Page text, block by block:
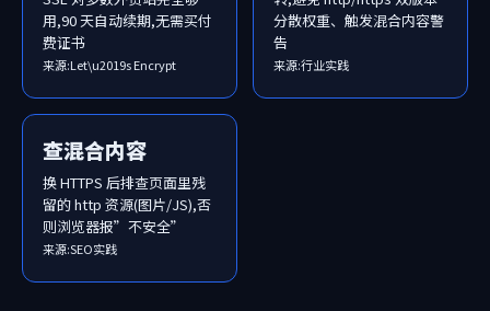
用,90 天自动续期,无需买付
费证书
来源:Let\u2019s Encrypt
分散权重、触发混合内容警
告
来源:行业实践
查混合内容
换 HTTPS 后排查页面里残
留的 http 资源(图片/JS),否
则浏览器报”不安全”
来源:SEO实践